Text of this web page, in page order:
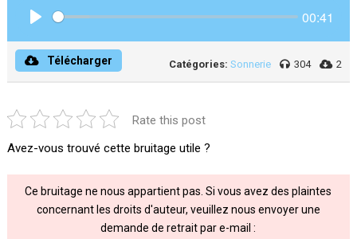
00:41
Télécharger Catégories: Sonnerie 304 2
Rate this post
Avez-vous trouvé cette bruitage utile ?
Ce bruitage ne nous appartient pas. Si vous avez des plaintes
concernant les droits d'auteur, veuillez nous envoyer une
demande de retrait par e-mail :